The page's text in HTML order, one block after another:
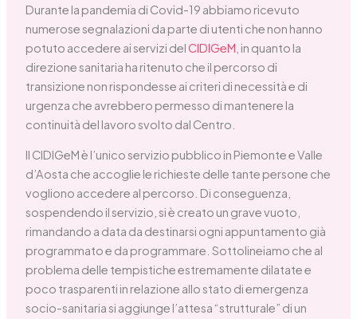
Durante la pandemia di Covid-19 abbiamo ricevuto
numerose segnalazioni da parte di utenti che non hanno
potuto accedere ai servizi delCIDIGeM , in quanto la
direzione sanitaria ha ritenuto che il percorso di
transizione non rispondesse ai criteri di necessità e di
urgenza che avrebbero permesso di mantenere la
continuità del lavoro svolto dal Centro.
Il CIDIGeM è l’unico servizio pubblico in Piemonte e Valle
d’Aosta che accoglie le richieste delle tante persone che
vogliono accedere al percorso. Di conseguenza,
sospendendo il servizio, si è creato un grave vuoto,
rimandando a data da destinarsi ogni appuntamento già
programmato e da programmare. Sottolineiamo che al
problema delle tempistiche estremamente dilatate e
poco trasparenti in relazione allo stato di emergenza
socio-sanitaria si aggiunge l’attesa “strutturale” di un